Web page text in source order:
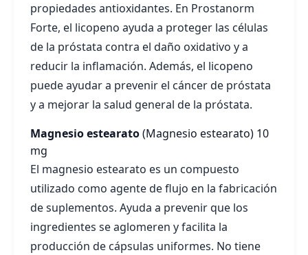
propiedades antioxidantes. En Prostanorm
Forte, el licopeno ayuda a proteger las células
de la próstata contra el daño oxidativo y a
reducir la inflamación. Además, el licopeno
puede ayudar a prevenir el cáncer de próstata
y a mejorar la salud general de la próstata.
Magnesio estearato(Magnesio estearato) 10
mg
El magnesio estearato es un compuesto
utilizado como agente de flujo en la fabricación
de suplementos. Ayuda a prevenir que los
ingredientes se aglomeren y facilita la
producción de cápsulas uniformes. No tiene